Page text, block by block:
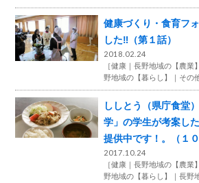
健康づくり・食育フ
した‼（第１話）
2018.02.24
［健康 長野地域の【農業】
野地域の【暮らし】
その
ししとう（県庁食堂
学」の学生が考案し
提供中です！。（１
2017.10.24
［健康 長野地域の【農業】
野地域の【暮らし】
長野